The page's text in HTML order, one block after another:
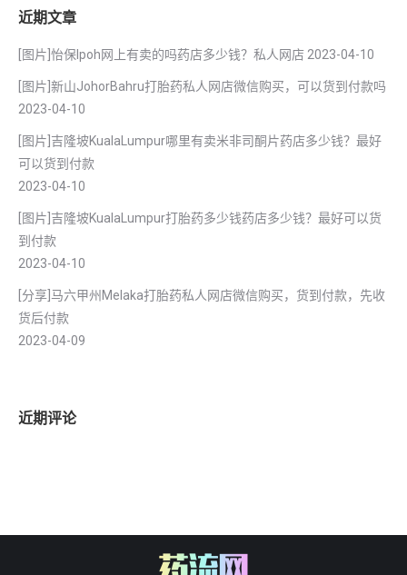
近期文章
[图片]怡保lpoh网上有卖的吗药店多少钱？私人网店 2023-04-10
[图片]新山JohorBahru打胎药私人网店微信购买，可以货到付款吗
2023-04-10
[图片]吉隆坡KualaLumpur哪里有卖米非司酮片药店多少钱？最好
可以货到付款
2023-04-10
[图片]吉隆坡KualaLumpur打胎药多少钱药店多少钱？最好可以货
到付款
2023-04-10
[分享]马六甲州Melaka打胎药私人网店微信购买，货到付款，先收
货后付款
2023-04-09
近期评论